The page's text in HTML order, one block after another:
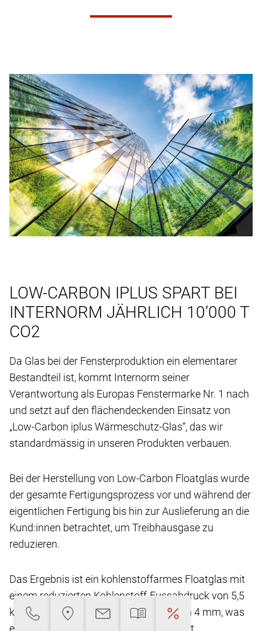
LOW-CARBON IPLUS SPART BEI
INTERNORM JÄHRLICH 10’000 T
CO2
Da Glas bei der Fensterproduktion ein elementarer
Bestandteil ist, kommt Internorm seiner
Verantwortung als Europas Fenstermarke Nr. 1 nach
und setzt auf den flächendeckenden Einsatz von
„Low-Carbon iplus Wärmeschutz-Glas“, das wir
standardmässig in unseren Produkten verbauen.
Bei der Herstellung von Low-Carbon Floatglas wurde
der gesamte Fertigungsprozess vor und während der
eigentlichen Fertigung bis hin zur Auslieferung an die
Kund:innen betrachtet, um Treibhausgase zu
reduzieren.
Das Ergebnis ist ein kohlenstoffarmes Floatglas mit
einem reduzierten Kohlenstoff-Fussabdruck von 5,5
kg CO2-eq/m2** bei einer Glasdicke von 4 mm, was
eine Reduktion von über 45 % ermöglicht.